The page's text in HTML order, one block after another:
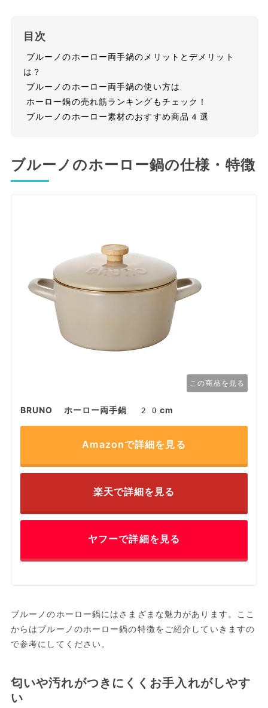
目次
ブルーノのホーロー両手鍋のメリットとデメリット
は？
ブルーノのホーロー両手鍋の使い方は
ホーロー鍋の売れ筋ランキングもチェック！
ブルーノのホーロー素材のおすすめ商品4選
ブルーノのホーロー鍋の仕様・特徴
この商品を見る
BRUNO ホーロー両手鍋 20cm
Amazonで詳細を見る
楽天で詳細を見る
ヤフーで詳細を見る
ブルーノのホーロー鍋にはさまざまな魅力があります。ここ
からはブルーノのホーロー鍋の特徴をご紹介していきますの
で参考にしてください。
匂いや汚れがつきにくくお手入れがしやす
い